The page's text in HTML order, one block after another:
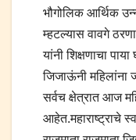
भौगोलिक आर्थिक
म्हटल्यास वावगे
यांनी शिक्षणाचा पाया
जिजाऊंनी
सर्वच क्षेत्रात आज
आहेत.महाराष्ट्राचे